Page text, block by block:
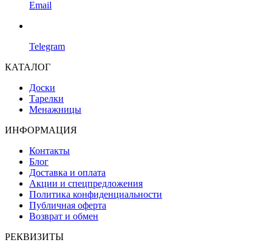
Email
Telegram
КАТАЛОГ
Доски
Тарелки
Менажницы
ИНФОРМАЦИЯ
Контакты
Блог
Доставка и оплата
Акции и спецпредложения
Политика конфиденциальности
Публичная оферта
Возврат и обмен
РЕКВИЗИТЫ